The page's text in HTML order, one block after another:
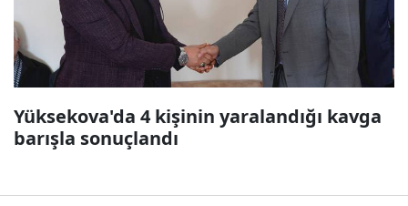
Yüksekova'da 4 kişinin yaralandığı kavga
barışla sonuçlandı